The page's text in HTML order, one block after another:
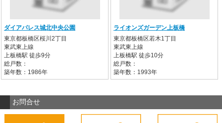
ダイアパレス城北中央公園
東京都板橋区桜川2丁目
東武東上線
上板橋駅 徒歩9分
総戸数：
築年数：1986年
ライオンズガーデン上板橋
東京都板橋区若木1丁目
東武東上線
上板橋駅 徒歩10分
総戸数：
築年数：1993年
お問合せ